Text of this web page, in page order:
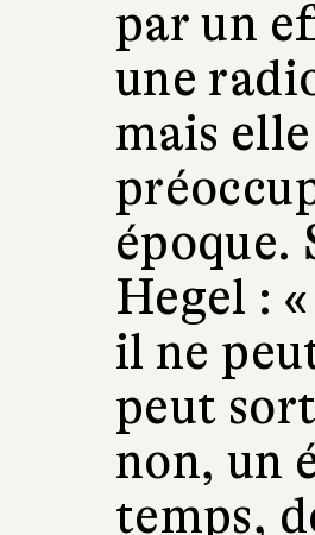
par un
une
mais
époque.
Hegel :
il ne
peut
non, un
temps,